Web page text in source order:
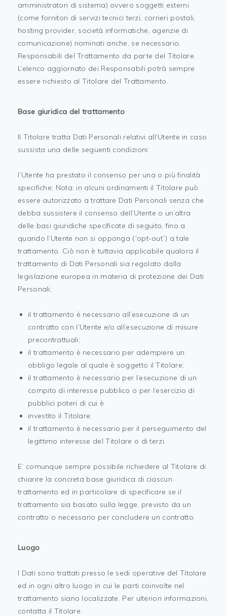
amministratori di sistema) ovvero soggetti esterni
(come fornitori di servizi tecnici terzi, corrieri postali,
hosting provider, società informatiche, agenzie di
comunicazione) nominati anche, se necessario,
Responsabili del Trattamento da parte del Titolare.
L’elenco aggiornato dei Responsabili potrà sempre
essere richiesto al Titolare del Trattamento.
Base giuridica del trattamento
Il Titolare tratta Dati Personali relativi all’Utente in caso
sussista una delle seguenti condizioni:
l’Utente ha prestato il consenso per una o più finalità
specifiche; Nota: in alcuni ordinamenti il Titolare può
essere autorizzato a trattare Dati Personali senza che
debba sussistere il consenso dell’Utente o un’altra
delle basi giuridiche specificate di seguito, fino a
quando l’Utente non si opponga (“opt-out”) a tale
trattamento. Ciò non è tuttavia applicabile qualora il
trattamento di Dati Personali sia regolato dalla
legislazione europea in materia di protezione dei Dati
Personali;
il trattamento è necessario all’esecuzione di un
contratto con l’Utente e/o all’esecuzione di misure
precontrattuali;
il trattamento è necessario per adempiere un
obbligo legale al quale è soggetto il Titolare;
il trattamento è necessario per l’esecuzione di un
compito di interesse pubblico o per l’esercizio di
pubblici poteri di cui è
investito il Titolare;
il trattamento è necessario per il perseguimento del
legittimo interesse del Titolare o di terzi.
E’ comunque sempre possibile richiedere al Titolare di
chiarire la concreta base giuridica di ciascun
trattamento ed in particolare di specificare se il
trattamento sia basato sulla legge, previsto da un
contratto o necessario per concludere un contratto.
Luogo
I Dati sono trattati presso le sedi operative del Titolare
ed in ogni altro luogo in cui le parti coinvolte nel
trattamento siano localizzate. Per ulteriori informazioni,
contatta il Titolare.